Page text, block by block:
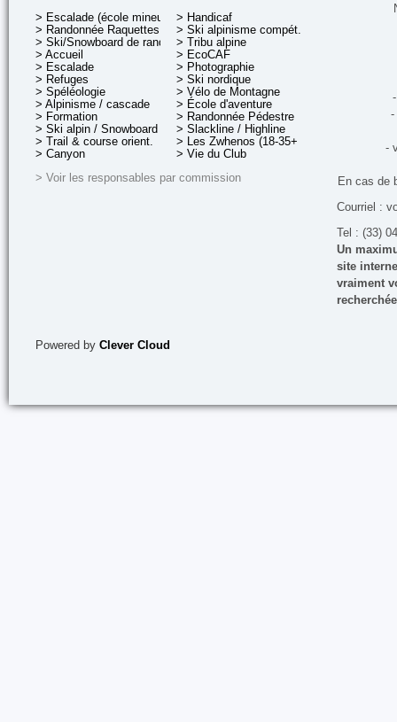
> Escalade (école mineurs)
> Randonnée Raquettes
> Ski/Snowboard de rando.
> Accueil
> Escalade
> Refuges
> Spéléologie
> Alpinisme / cascade
> Formation
> Ski alpin / Snowboard
> Trail & course orient.
> Canyon
> Handicaf
> Ski alpinisme compét.
> Tribu alpine
> EcoCAF
> Photographie
> Ski nordique
> Vélo de Montagne
> École d'aventure
> Randonnée Pédestre
> Slackline / Highline
> Les Zwhenos (18-35+ ans)
> Vie du Club
> Voir les responsables par commission
-
-
En cas de
Courriel :
Tel : (33)
Un
site
vraiment
Powered by Clever Cloud